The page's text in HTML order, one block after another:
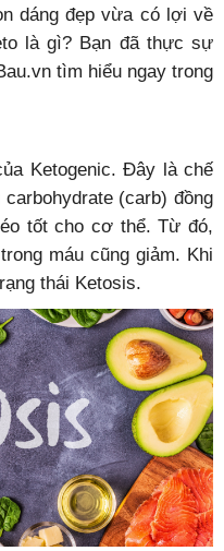
dáng đẹp vừa có lợi về
là gì? Bạn đã thực sự
tìm hiểu ngay trong
Ketogenic. Đây là chế
(carb) đồng
tốt cho cơ thể. Từ đó,
máu cũng giảm. Khi
thái Ketosis.